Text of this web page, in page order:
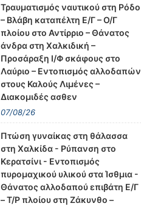
Τραυματισμός ναυτικού στη Ρόδο
– Βλάβη καταπέλτη Ε/Γ – Ο/Γ
πλοίου στο Αντίρριο – Θάνατος
άνδρα στη Χαλκιδική –
Προσάραξη Ι/Φ σκάφους στο
Λαύριο – Εντοπισμός αλλοδαπών
στους Καλούς Λιμένες –
Διακομιδές ασθεν
07/08/26
Πτώση γυναίκας στη θάλασσα
στη Χαλκίδα - Ρύπανση στο
Κερατσίνι - Εντοπισμός
πυρομαχικού υλικού στα Ίσθμια -
Θάνατος αλλοδαπού επιβάτη Ε/Γ
– Τ/Ρ πλοίου στη Ζάκυνθο –